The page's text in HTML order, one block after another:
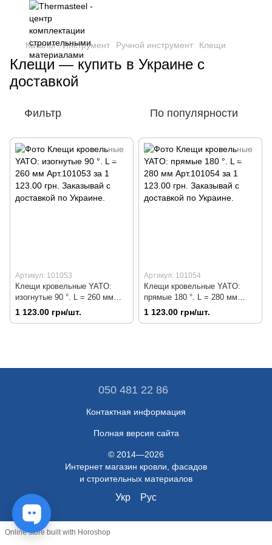
Каталог Инструмент Ручной инструмент Клещи
Клещи — купить в Украине с
доставкой
Фильтр По популярности
Артикул: 101053
Клещи кровельные YATO:
изогнутые 90 °. L = 260 мм
Арт.101053
1 123.00 грн/шт.
Артикул: 101054
Клещи кровельные YATO:
прямые 180 °. L = 280 мм
Арт.101054
1 123.00 грн/шт.
050 481 22 86
Контактная информация
Полная версия сайта
© 2014—2026
Интернет магазин кровли, фасадов
и строительных материалов
Укр Рус
Online store built with Horoshop